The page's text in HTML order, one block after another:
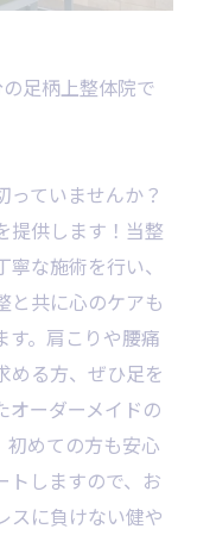
足柄上整体院で
ていませんか？
提供します！当整
な施術を行い、
と共に心のケアも
す。肩こりや腰痛
める方、ぜひ足を
オーダーメイドの
初めての方も安心
トしますので、お
スに負けない健や